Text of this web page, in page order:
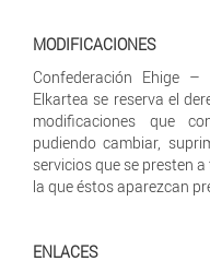
MODIFICACIONES
Confederación Ehige –
Elkartea se reserva el
modificaciones que
pudiendo cambiar,
servicios que se presten
la que éstos aparezcan
ENLACES